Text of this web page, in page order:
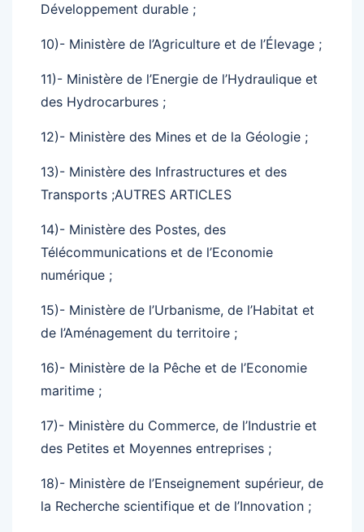
Développement durable ;
10)- Ministère de l’Agriculture et de l’Élevage ;
11)- Ministère de l’Energie de l’Hydraulique et
des Hydrocarbures ;
12)- Ministère des Mines et de la Géologie ;
13)- Ministère des Infrastructures et des
Transports ;AUTRES ARTICLES
14)- Ministère des Postes, des
Télécommunications et de l’Economie
numérique ;
15)- Ministère de l’Urbanisme, de l’Habitat et
de l’Aménagement du territoire ;
16)- Ministère de la Pêche et de l’Economie
maritime ;
17)- Ministère du Commerce, de l’Industrie et
des Petites et Moyennes entreprises ;
18)- Ministère de l’Enseignement supérieur, de
la Recherche scientifique et de l’Innovation ;